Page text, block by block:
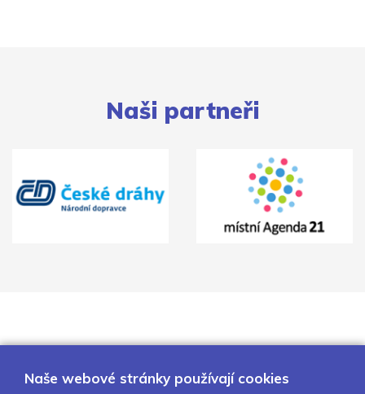
Naši partneři
Naše webové stránky používají cookies